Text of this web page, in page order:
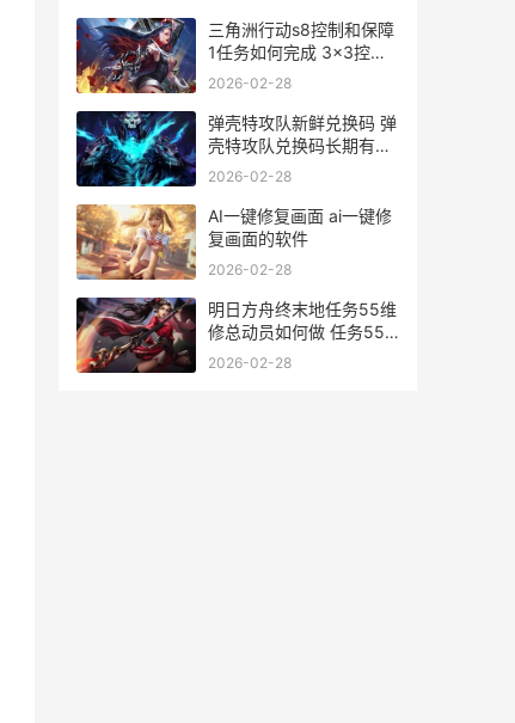
三角洲行动s8控制和保障
1任务如何完成 3×3控制
和保障1任务策略 三角洲
2026-02-28
弹壳特攻队新鲜兑换码 弹
壳特攻队兑换码长期有效
集合2026 壳特工队
2026-02-28
AI一键修复画面 ai一键修
复画面的软件
2026-02-28
明日方舟终末地任务55维
修总动员如何做 任务55
全流程策略 明日方舟终末
2026-02-28